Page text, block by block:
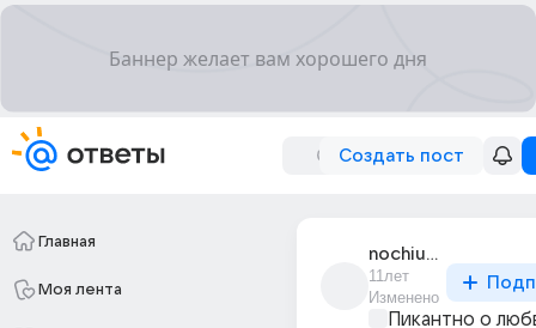
Создать пост
Главная
Моя лента
nochiu_ia_leshii
11лет
Изменено
Пикантно о